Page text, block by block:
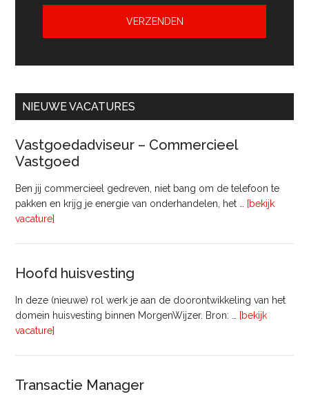
NIEUWE VACATURES
Vastgoedadviseur – Commercieel
Vastgoed
Ben jij commercieel gedreven, niet bang om de telefoon te
pakken en krijg je energie van onderhandelen, het …
[bekijk
vacature]
Hoofd huisvesting
In deze (nieuwe) rol werk je aan de doorontwikkeling van het
domein huisvesting binnen MorgenWijzer. Bron: …
[bekijk
vacature]
Transactie Manager